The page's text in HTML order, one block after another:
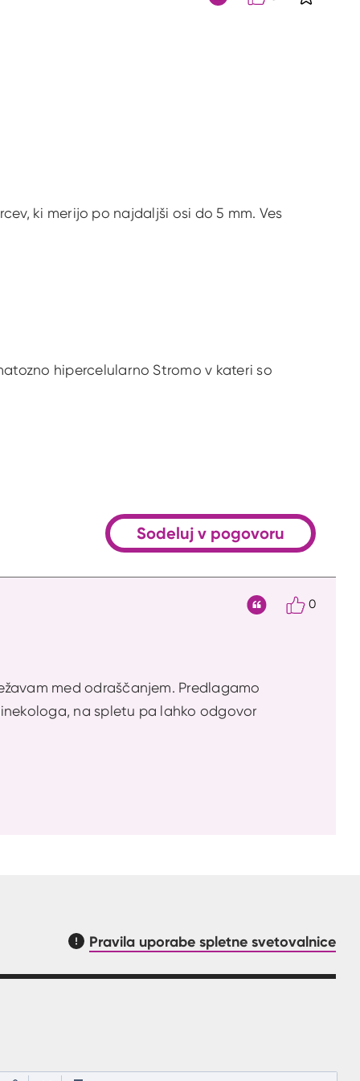
ki merijo po najdaljši osi do 5 mm. Ves
hipercelularno Stromo v kateri so
Sodeluj v pogovoru
med odraščanjem. Predlagamo
na spletu pa lahko odgovor
0
Pravila uporabe spletne svetovalnice